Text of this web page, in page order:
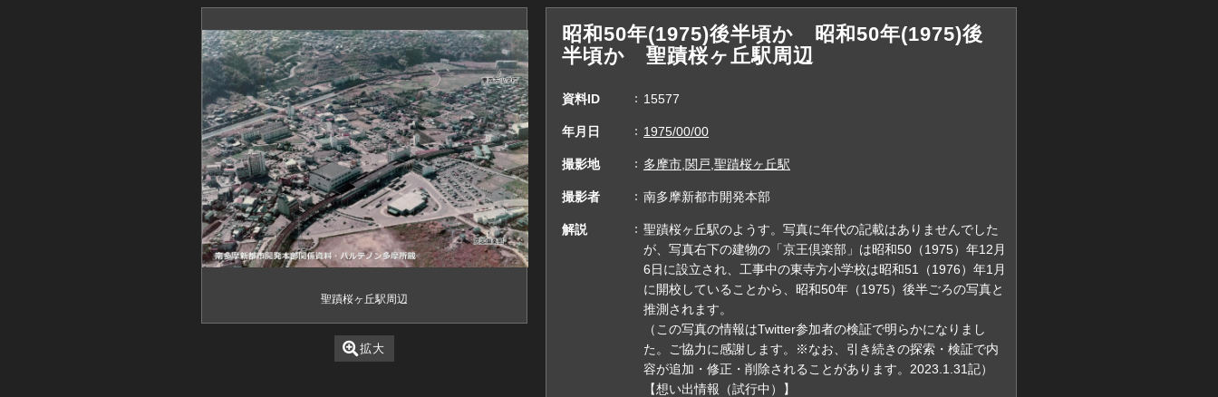
聖蹟桜ヶ丘駅周辺
拡大
昭和50年(1975)後半頃か 昭和50年(1975)後
半頃か 聖蹟桜ヶ丘駅周辺
資料ID 15577
年月日 1975/00/00
撮影地 多摩市,関戸,聖蹟桜ヶ丘駅
撮影者 南多摩新都市開発本部
解説
聖蹟桜ヶ丘駅のようす。写真に年代の記載はありませんでした
が、写真右下の建物の「京王倶楽部」は昭和50（1975）年12月
6日に設立され、工事中の東寺方小学校は昭和51（1976）年1月
に開校していることから、昭和50年（1975）後半ごろの写真と
推測されます。
（この写真の情報はTwitter参加者の検証で明らかになりまし
た。ご協力に感謝します。※なお、引き続きの探索・検証で内
容が追加・修正・削除されることがあります。2023.1.31記）
【想い出情報（試行中）】